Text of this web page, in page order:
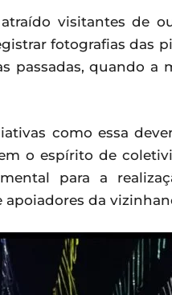
visitantes de
fotografias das
passadas, quando
como essa
o espírito de
para a
apoiadores da